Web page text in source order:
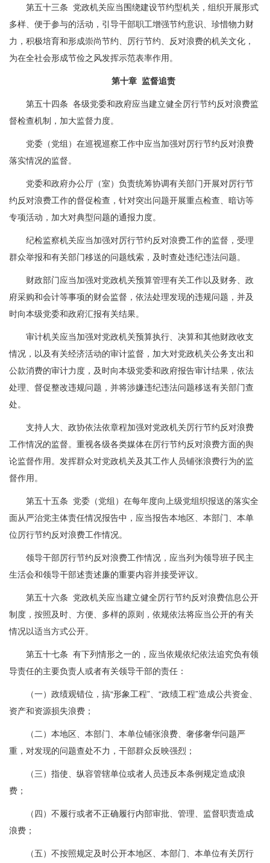
第五十三条 党政机关应当围绕建设节约型机关，组织开展形式
多样、便于参与的活动，引导干部职工增强节约意识、珍惜物力财
力，积极培育和形成崇尚节约、厉行节约、反对浪费的机关文化，
为在全社会形成节俭之风发挥示范表率作用。
第十章 监督追责
第五十四条 各级党委和政府应当建立健全厉行节约反对浪费监
督检查机制，加大监督力度。
党委（党组）在巡视巡察工作中应当加强对厉行节约反对浪费
落实情况的监督。
党委和政府办公厅（室）负责统筹协调有关部门开展对厉行节
约反对浪费工作的督促检查，针对突出问题开展重点检查、暗访等
专项活动，加大对典型问题的通报力度。
纪检监察机关应当加强对厉行节约反对浪费工作的监督，受理
群众举报和有关部门移送的问题线索，及时查处违纪违法问题。
财政部门应当加强对党政机关预算管理有关工作以及财务、政
府采购和会计等事项的财会监督，依法处理发现的违规问题，并及
时向本级党委和政府汇报有关结果。
审计机关应当加强对党政机关预算执行、决算和其他财政收支
情况，以及有关经济活动的审计监督，加大对党政机关公务支出和
公款消费的审计力度，及时向本级党委和政府报告审计结果，依法
处理、督促整改违规问题，并将涉嫌违纪违法问题移送有关部门查
处。
支持人大、政协依法依章程加强对党政机关厉行节约反对浪费
工作情况的监督。重视各级各类媒体在厉行节约反对浪费方面的舆
论监督作用。发挥群众对党政机关及其工作人员铺张浪费行为的监
督作用。
第五十五条 党委（党组）在每年度向上级党组织报送的落实全
面从严治党主体责任情况报告中，应当报告本地区、本部门、本单
位厉行节约反对浪费工作情况。
领导干部厉行节约反对浪费工作情况，应当列为领导班子民主
生活会和领导干部述责述廉的重要内容并接受评议。
第五十六条 党政机关应当建立健全厉行节约反对浪费信息公开
制度，按照及时、方便、多样的原则，依规依法将应当公开的有关
情况以适当方式公开。
第五十七条 有下列情形之一的，应当依规依纪依法追究负有领
导责任的主要负责人或者有关领导干部的责任：
（一）政绩观错位，搞“形象工程”、“政绩工程”造成公共资金、
资产和资源损失浪费；
（二）本地区、本部门、本单位铺张浪费、奢侈奢华问题严
重，对发现的问题查处不力，干部群众反映强烈；
（三）指使、纵容管辖单位或者人员违反本条例规定造成浪
费；
（四）不履行或者不正确履行内部审批、管理、监督职责造成
浪费；
（五）不按照规定及时公开本地区、本部门、本单位有关厉行